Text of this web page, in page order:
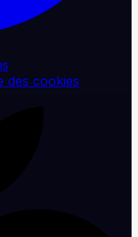
des cookies